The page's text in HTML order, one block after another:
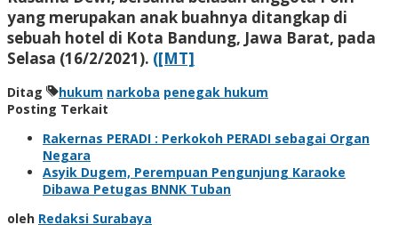
yang merupakan anak buahnya ditangkap di
sebuah hotel di Kota Bandung, Jawa Barat, pada
Selasa (16/2/2021). ([MT]
Ditag hukum narkoba penegak hukum
Posting Terkait
Rakernas PERADI : Perkokoh PERADI sebagai Organ
Negara
Asyik Dugem, Perempuan Pengunjung Karaoke
Dibawa Petugas BNNK Tuban
oleh Redaksi Surabaya